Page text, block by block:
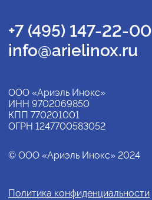
+7 (495) 147-22-00
info@arielinox.ru
ООО «Ариэль Инокс»
ИНН 9702069850
КПП 770201001
ОГРН 1247700583052
© ООО «Ариэль Инокс» 2024
Политика конфиденциальности